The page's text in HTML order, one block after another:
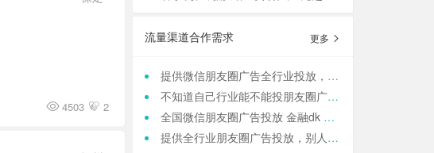
4503 2
流量渠道合作需求 更多
提供微信朋友圈广告全行业投放，一站式运营，当头出图，包过审！
不知道自己行业能不能投朋友圈广告？来这里，六安微点全行业可投！包资质！
全国微信朋友圈广告投放 金融dk 上门spa k12教育 相亲 医院医美 国学等禁投行业包资质 过审 无需保证金
提供全行业朋友圈广告投放，别人不接的我们接！高效出图、专业运营！